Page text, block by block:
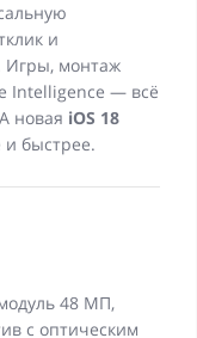
и
Игры, монтаж
Intelligence — всё
новая iOS 18
быстрее.
48 МП,
с оптическим